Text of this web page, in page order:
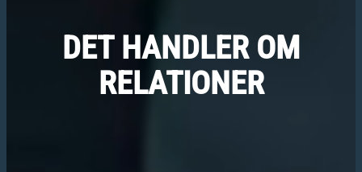
DET HANDLER OM
RELATIONER